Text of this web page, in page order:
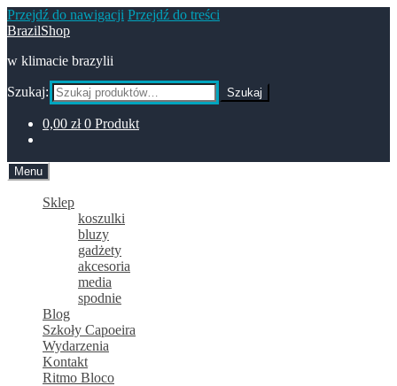
Przejdź do nawigacji Przejdź do treści
BrazilShop
w klimacie brazylii
Szukaj: Szukaj
0,00 zł 0 Produkt
Menu
Sklep
koszulki
bluzy
gadżety
akcesoria
media
spodnie
Blog
Szkoły Capoeira
Wydarzenia
Kontakt
Ritmo Bloco